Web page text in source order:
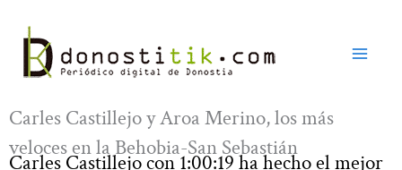
contenido
Carles Castillejo y Aroa Merino, los más
veloces en la Behobia-San Sebastián
Carles Castillejo con 1:00:19 ha hecho el mejor